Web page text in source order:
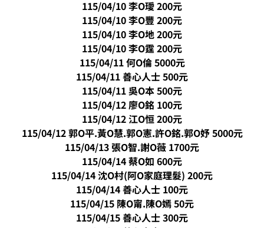
115/04/10 李O璦 200元
115/04/10 李O豐 200元
115/04/10 李O地 200元
115/04/10 李O霆 200元
115/04/11 何O倫 5000元
115/04/11 善心人士 500元
115/04/11 吳O本 500元
115/04/12 廖O銘 100元
115/04/12 江O恒 200元
115/04/12 郭O平.黃O慧.郭O憲.許O銘.郭O妤 5000元
115/04/13 張O智.謝O薇 1700元
115/04/14 蔡O如 600元
115/04/14 沈O村(阿O家庭理髮) 200元
115/04/14 善心人士 100元
115/04/15 陳O甯.陳O嫣 50元
115/04/15 善心人士 300元